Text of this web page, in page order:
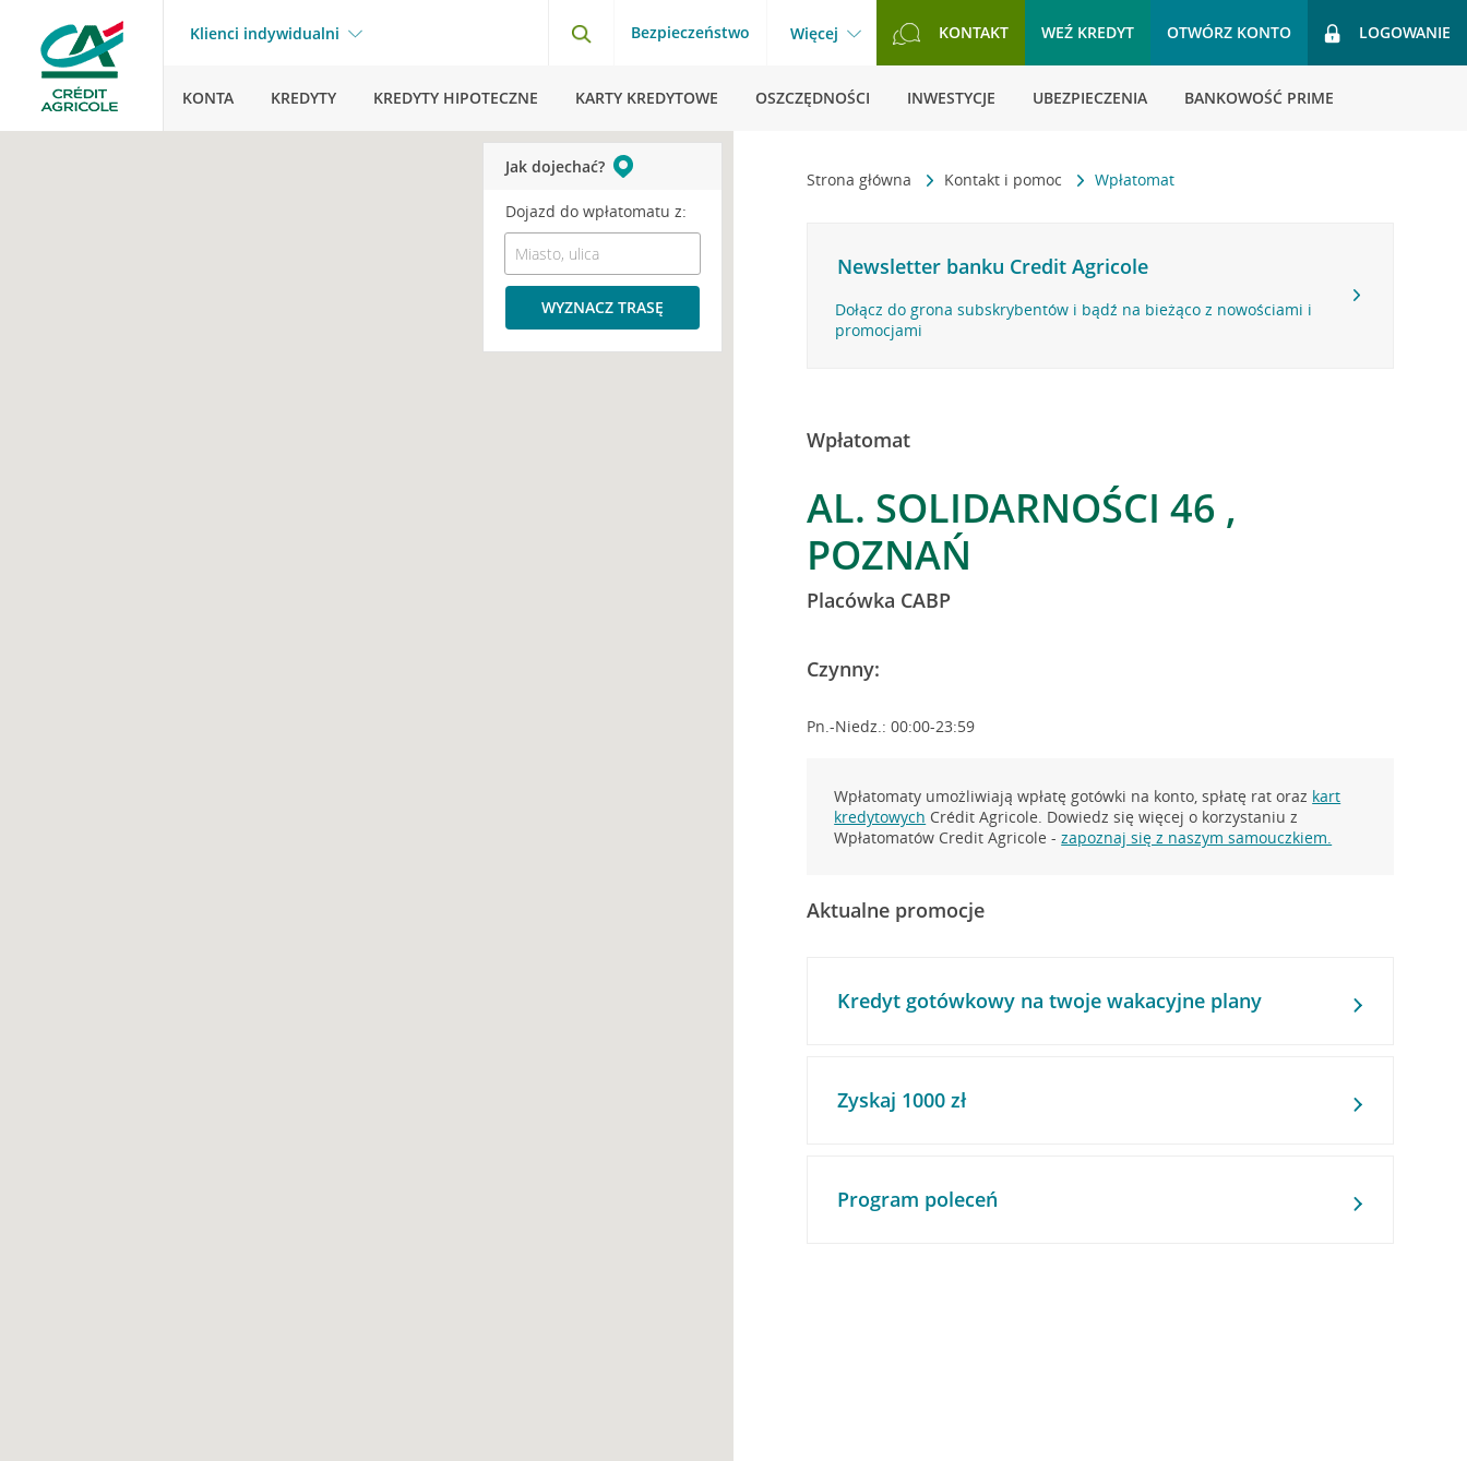
Klienci indywidualni Bezpieczeństwo Więcej KONTAKT WEŹ KREDYT OTWÓRZ KONTO LOGOWANIE
KONTA KREDYTY KREDYTY HIPOTECZNE KARTY KREDYTOWE OSZCZĘDNOŚCI INWESTYCJE UBEZPIECZENIA BANKOWOŚĆ PRIME
Strona główna Kontakt i pomoc Wpłatomat
Newsletter banku Credit Agricole
Dołącz do grona subskrybentów i bądź na bieżąco z nowościami i
promocjami
Wpłatomat
AL. SOLIDARNOŚCI 46 ,
POZNAŃ
Placówka CABP
Czynny:
Pn.-Niedz.: 00:00-23:59
Wpłatomaty umożliwiają wpłatę gotówki na konto, spłatę rat oraz kart
kredytowych Crédit Agricole. Dowiedz się więcej o korzystaniu z
Wpłatomatów Credit Agricole -zapoznaj się z naszym samouczkiem.
Aktualne promocje
Kredyt gotówkowy na twoje wakacyjne plany
Zyskaj 1000 zł
Program poleceń
Jak dojechać?
Dojazd do wpłatomatu z:
WYZNACZ TRASĘ